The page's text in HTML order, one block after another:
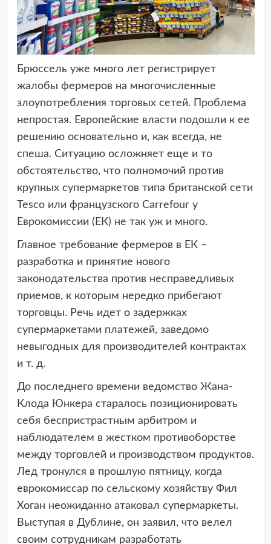
Брюссель уже много лет регистрирует
жалобы фермеров на многочисленные
злоупотребления торговых сетей. Проблема
непростая. Европейские власти подошли к ее
решению основательно и, как всегда, не
спеша. Ситуацию осложняет еще и то
обстоятельство, что полномочий против
крупных супермаркетов типа британской сети
Tesco или французского Carrefour у
Еврокомиссии (ЕК) не так уж и много.
Главное требование фермеров в ЕК –
разработка и принятие нового
законодательства против несправедливых
приемов, к которым нередко прибегают
торговцы. Речь идет о задержках
супермаркетами платежей, заведомо
невыгодных для производителей контрактах
и т. д.
До последнего времени ведомство Жана-
Клода Юнкера старалось позиционировать
себя беспристрастным арбитром и
наблюдателем в жестком противоборстве
между торговлей и производством продуктов.
Лед тронулся в прошлую пятницу, когда
еврокомиссар по сельскому хозяйству Фил
Хоган неожиданно атаковал супермаркеты.
Выступая в Дублине, он заявил, что велел
своим сотрудникам разработать